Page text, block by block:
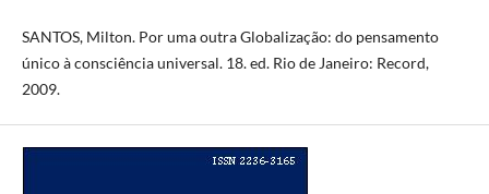
SANTOS, Milton. Por uma outra Globalização: do pensamento
único à consciência universal. 18. ed. Rio de Janeiro: Record,
2009.